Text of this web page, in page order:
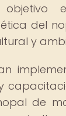
objetivo
del
y
de